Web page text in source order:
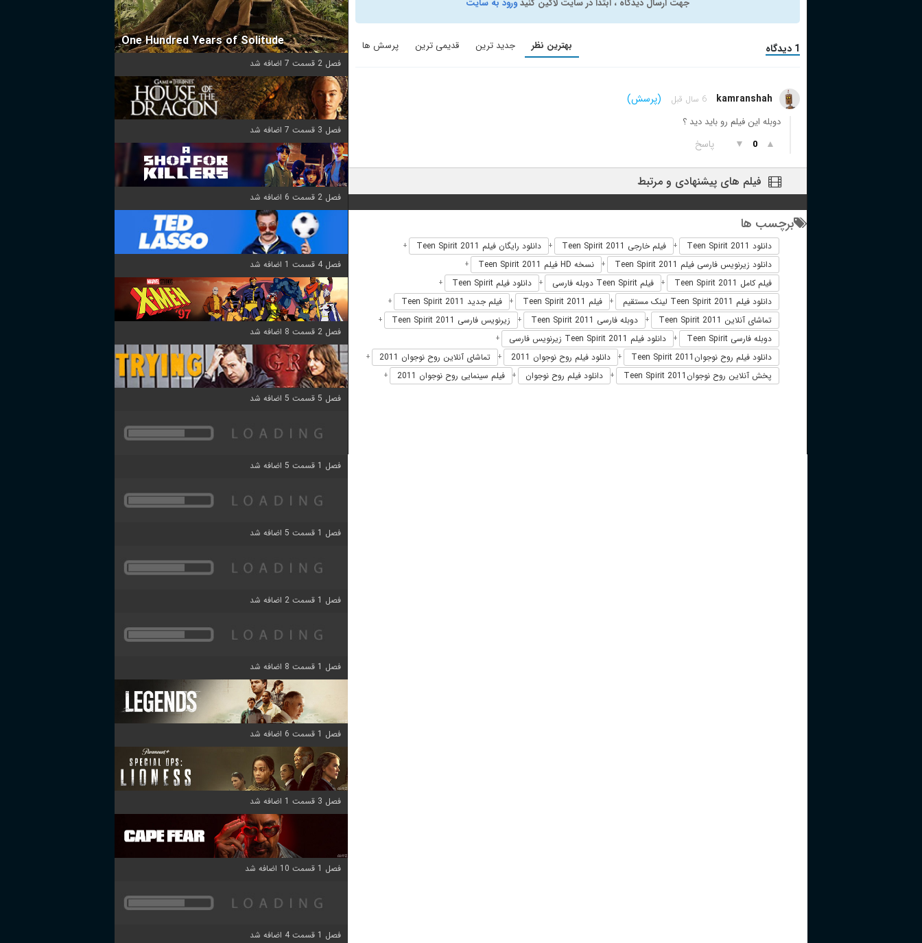
جهت ارسال دیدگاه ، ابتدا در سایت لاگین کنیدورود به سایت
1 دیدگاه بهترین نظر جدید ترین قدیمی ترین پرسش ها
kamranshah 6 سال قبل (پرسش)
دوبله این فیلم رو باید دید ؟
▲
0
▼ پاسخ
فیلم های پیشنهادی و مرتبط
برچسب ها
دانلود Teen Spirit 2011 + فیلم خارجی Teen Spirit 2011 + دانلود رایگان فیلم Teen Spirit 2011 +
دانلود زیرنویس فارسی فیلم Teen Spirit 2011 + نسخه HD فیلم Teen Spirit 2011 +
فیلم کامل Teen Spirit 2011 + فیلم Teen Spirit دوبله فارسی + دانلود فیلم Teen Spirit +
دانلود فیلم Teen Spirit 2011 لینک مستقیم + فیلم Teen Spirit 2011 + فیلم جدید Teen Spirit 2011 +
تماشای آنلاین Teen Spirit 2011 + دوبله فارسی Teen Spirit 2011 + زیرنویس فارسی Teen Spirit 2011 +
دوبله فارسی Teen Spirit + دانلود فیلم Teen Spirit 2011 زیرنویس فارسی +
دانلود فیلم روح نوجوانTeen Spirit 2011 + دانلود فیلم روح نوجوان 2011 + تماشای آنلاین روح نوجوان 2011 +
پخش آنلاین روح نوجوانTeen Spirit 2011 + دانلود فیلم روح نوجوان + فیلم سینمایی روح نوجوان 2011 +
One Hundred Years of Solitude
فصل 2 قسمت 7 اضافه شد
فصل 3 قسمت 7 اضافه شد
فصل 2 قسمت 6 اضافه شد
فصل 4 قسمت 1 اضافه شد
فصل 2 قسمت 8 اضافه شد
فصل 5 قسمت 5 اضافه شد
فصل 1 قسمت 5 اضافه شد
فصل 1 قسمت 5 اضافه شد
فصل 1 قسمت 2 اضافه شد
فصل 1 قسمت 8 اضافه شد
فصل 1 قسمت 6 اضافه شد
فصل 3 قسمت 1 اضافه شد
فصل 1 قسمت 10 اضافه شد
فصل 1 قسمت 4 اضافه شد